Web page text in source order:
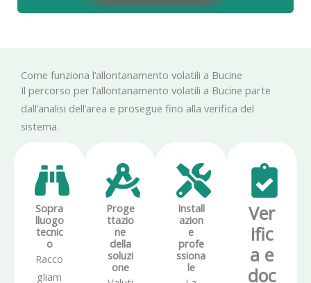
Come funziona l’allontanamento volatili a Bucine
Il percorso per l’allontanamento volatili a Bucine parte
dall’analisi dell’area e prosegue fino alla verifica del
sistema.
Sopra
lluogo
tecnic
o
Racco
gliam
Proge
ttazio
ne
della
soluzi
one
Install
azion
e
profe
ssiona
le
Ver
ific
a e
doc